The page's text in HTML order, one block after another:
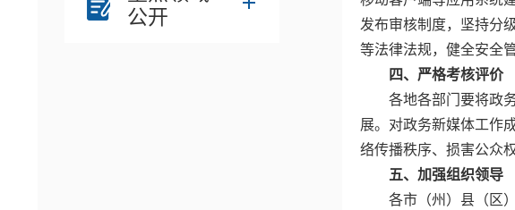
公开
发布审核制度，坚持分
等法律法规，健全安全
四、严格考核评价
各地各部门要将政
展。对政务新媒体工作
络传播秩序、损害公众
五、加强组织领导
各市（州）县（区